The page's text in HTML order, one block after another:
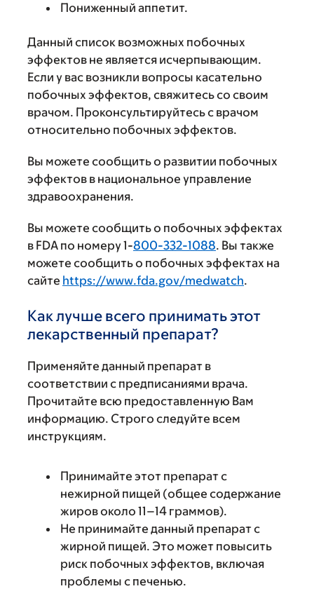
Пониженный аппетит.
Данный список возможных побочных
эффектов не является исчерпывающим.
Если у вас возникли вопросы касательно
побочных эффектов, свяжитесь со своим
врачом. Проконсультируйтесь с врачом
относительно побочных эффектов.
Вы можете сообщить о развитии побочных
эффектов в национальное управление
здравоохранения.
Вы можете сообщить о побочных эффектах
в FDA по номеру 1-800-332-1088. Вы также
можете сообщить о побочных эффектах на
сайте https://www.fda.gov/medwatch.
Как лучше всего принимать этот
лекарственный препарат?
Применяйте данный препарат в
соответствии с предписаниями врача.
Прочитайте всю предоставленную Вам
информацию. Строго следуйте всем
инструкциям.
Принимайте этот препарат с
нежирной пищей (общее содержание
жиров около 11–14 граммов).
Не принимайте данный препарат с
жирной пищей. Это может повысить
риск побочных эффектов, включая
проблемы с печенью.